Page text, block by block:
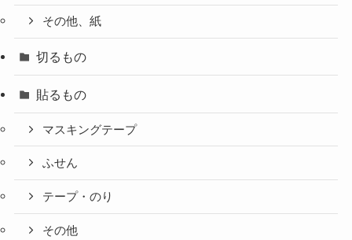
その他、紙
切るもの
貼るもの
マスキングテープ
ふせん
テープ・のり
その他